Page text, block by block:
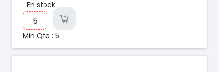
En stock
Min Qte : 5.